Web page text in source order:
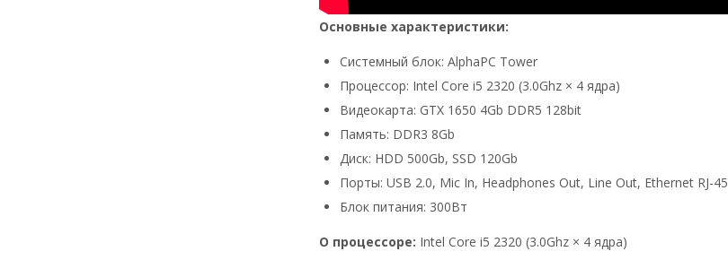
Основные характеристики:
Системный блок: AlphaPC Tower
Процессор: Intel Core i5 2320 (3.0Ghz × 4 ядра)
Видеокарта: GTX 1650 4Gb DDR5 128bit
Память: DDR3 8Gb
Диск: HDD 500Gb, SSD 120Gb
Порты: USB 2.0, Mic In, Headphones Out, Line Out, Ethernet RJ-45
Блок питания: 300Вт
О процессоре: Intel Core i5 2320 (3.0Ghz × 4 ядра)